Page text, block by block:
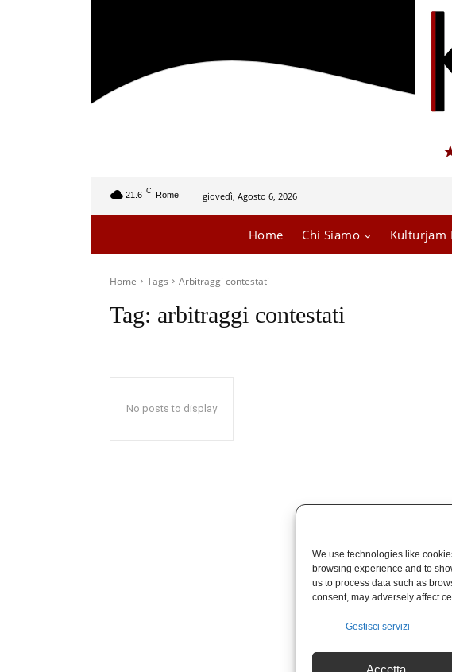
We use technologies like
browsing experience and to
us to process data such as
consent, may adversely affect
Gestisci servizi
Accetta
21.6 C Rome giovedì, Agosto 6, 2026
Home Chi Siamo Kulturjam
Home Tags Arbitraggi contestati
Tag: arbitraggi contestati
No posts to display